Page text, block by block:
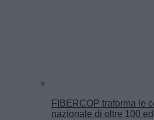
FIBERCOP traforma le
nazionale di oltre 100